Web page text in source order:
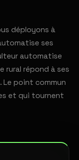
déployons à
ses
automatise
rural répond à ses
point commun
et qui tournent